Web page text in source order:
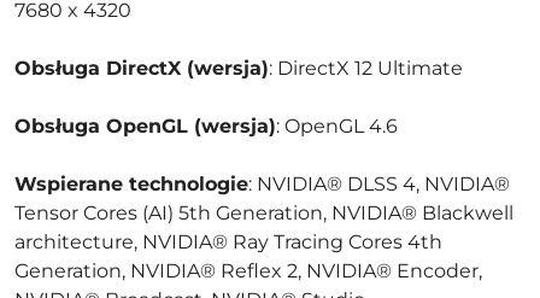
7680 x 4320
Obsługa DirectX (wersja): DirectX 12 Ultimate
Obsługa OpenGL (wersja): OpenGL 4.6
Wspierane technologie: NVIDIA® DLSS 4, NVIDIA®
Tensor Cores (AI) 5th Generation, NVIDIA® Blackwell
architecture, NVIDIA® Ray Tracing Cores 4th
Generation, NVIDIA® Reflex 2, NVIDIA® Encoder,